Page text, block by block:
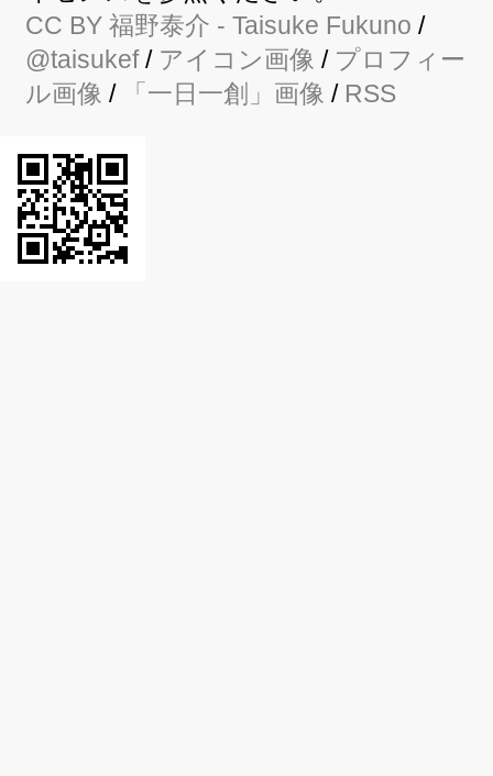
CC BY 福野泰介 - Taisuke Fukuno /
@taisukef/ アイコン画像 / プロフィー
ル画像 / 「一日一創」画像 / RSS